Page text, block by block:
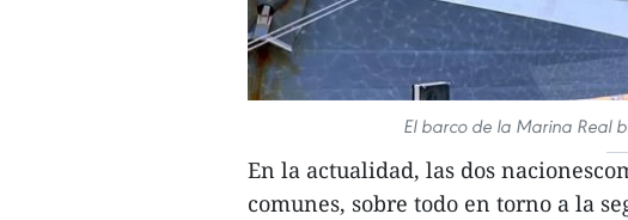
El barco de la Marina Real
En la actualidad, las dos
comunes, sobre todo en torno a la